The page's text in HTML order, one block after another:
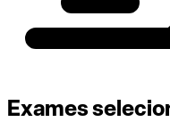
Exames